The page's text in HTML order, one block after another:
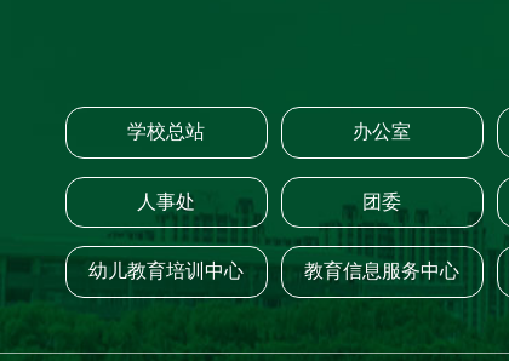
学校总站 办公室
人事处 团委
幼儿教育培训中心 教育信息服务中心